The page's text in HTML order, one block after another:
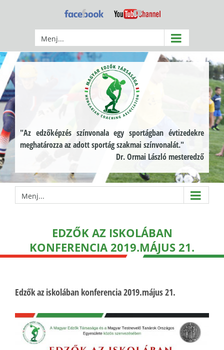
Facebook YouTube
Menj...
"Az edzőképzés színvonala egy sportágban évtizedekre
meghatározza az adott sportág szakmai színvonalát."
Dr. Ormai László mesteredző
Menj...
EDZŐK AZ ISKOLÁBAN
KONFERENCIA 2019.MÁJUS 21.
Edzők az iskolában konferencia 2019.május 21.